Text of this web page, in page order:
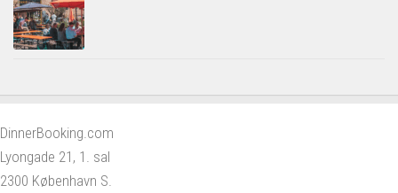
DinnerBooking.com
Lyongade 21, 1. sal
2300 København S.